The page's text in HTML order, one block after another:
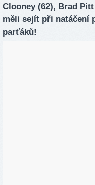
Clooney (62), Brad
měli sejít při natáčení
parťáků!